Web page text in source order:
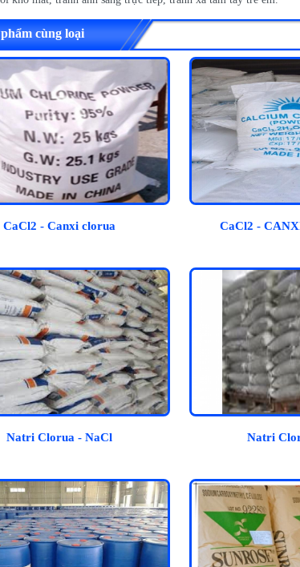
cùng loại
CaCl2 - Canxi clorua CaCl2 -
Natri Clorua - NaCl Natri